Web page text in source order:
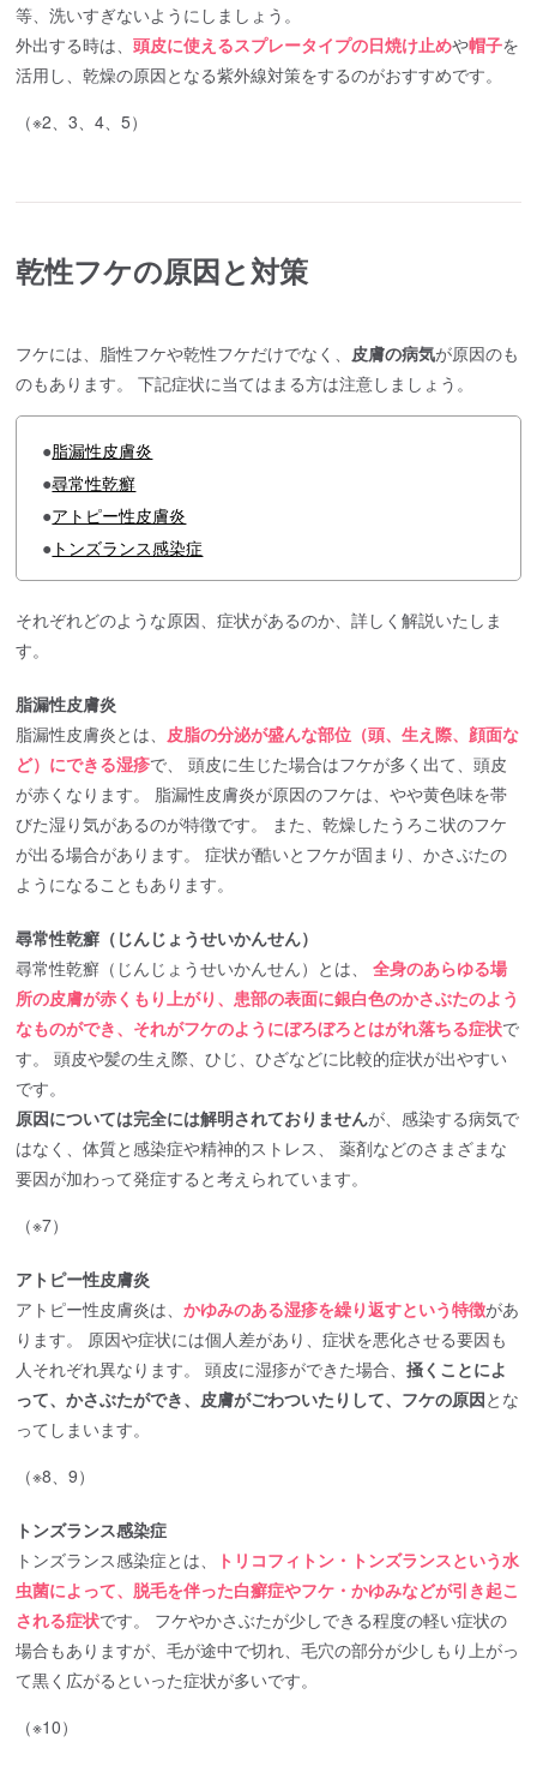
等、洗いすぎないようにしましょう。
外出する時は、頭皮に使えるスプレータイプの日焼け止めや帽子を
活用し、乾燥の原因となる紫外線対策をするのがおすすめです。
（※2、3、4、5）
乾性フケの原因と対策
フケには、脂性フケや乾性フケだけでなく、 皮膚の病気が原因のも
のもあります。 下記症状に当てはまる方は注意しましょう。
●脂漏性皮膚炎
●尋常性乾癬
●アトピー性皮膚炎
● トンズランス感染症
それぞれどのような原因、症状があるのか、詳しく解説いたしま
す。
脂漏性皮膚炎
脂漏性皮膚炎とは、 皮脂の分泌が盛んな部位（頭、生え際、顔面な
ど）にできる湿疹で、 頭皮に生じた場合はフケが多く出て、頭皮
が赤くなります。 脂漏性皮膚炎が原因のフケは、やや黄色味を帯
びた湿り気があるのが特徴です。 また、乾燥したうろこ状のフケ
が出る場合があります。 症状が酷いとフケが固まり、かさぶたの
ようになることもあります。
尋常性乾癬（じんじょうせいかんせん）
尋常性乾癬（じんじょうせいかんせん）とは、全身のあらゆる場
所の皮膚が赤くもり上がり、患部の表面に銀白色のかさぶたのよう
なものができ、それがフケのようにぼろぼろとはがれ落ちる症状で
す。 頭皮や髪の生え際、ひじ、ひざなどに比較的症状が出やすい
です。
原因については完全には解明されておりませんが、感染する病気で
はなく、体質と感染症や精神的ストレス、 薬剤などのさまざまな
要因が加わって発症すると考えられています。
（※7）
アトピー性皮膚炎
アトピー性皮膚炎は、かゆみのある湿疹を繰り返すという特徴があ
ります。 原因や症状には個人差があり、症状を悪化させる要因も
人それぞれ異なります。 頭皮に湿疹ができた場合、掻くことによ
って、かさぶたができ、皮膚がごわついたりして、フケの原因とな
ってしまいます。
（※8、9）
トンズランス感染症
トンズランス感染症とは、
トリコフィトン・トンズランスという水
虫菌によって、脱毛を伴った白癬症やフケ・かゆみなどが引き起こ
される症状です。 フケやかさぶたが少しできる程度の軽い症状の
場合もありますが、毛が途中で切れ、毛穴の部分が少しもり上がっ
て黒く広がるといった症状が多いです。
（※10）